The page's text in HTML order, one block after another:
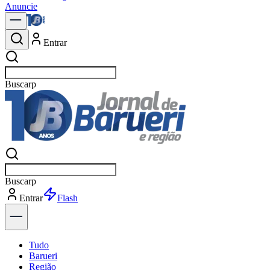
Anuncie
Entrar
Buscarnotícia
Buscarnotícia
Entrar
Explorar
Tudo
Barueri
Região